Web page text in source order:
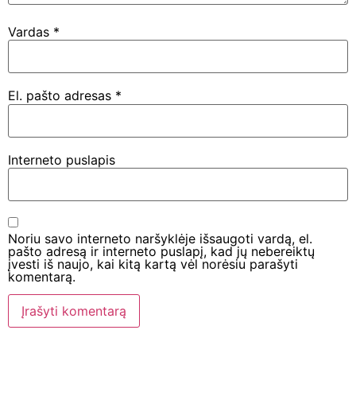
Vardas *
El. pašto adresas *
Interneto puslapis
Noriu savo interneto naršyklėje išsaugoti vardą, el.
pašto adresą ir interneto puslapį, kad jų nebereiktų
įvesti iš naujo, kai kitą kartą vėl norėsiu parašyti
komentarą.